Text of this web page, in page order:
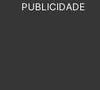
PUBLICIDADE